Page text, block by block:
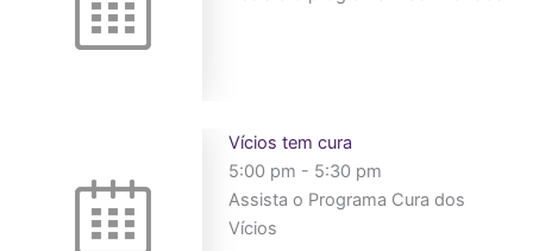
Vícios tem cura
5:00 pm - 5:30 pm
Assista o Programa Cura dos
Vícios